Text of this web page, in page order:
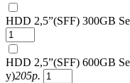
HDD 2,5”(SFF) 300GB
HDD 2,5”(SFF) 600GB
у)205р.